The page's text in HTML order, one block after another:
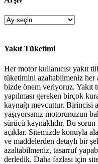
Arşiv
Yakıt Tüketimi
Her motor kullanıcısı yakıt
tüketimini azaltabilmeniz her
bizde önem veriyoruz. Yakıt
yapılması gereken birçok
kaynağı mevcuttur. Birincisi
yaşıyorsanız motorunuzun
sürücü kaynaklıdır. Bu sorun
açıklar. Sitemizde konuyla
ve maddelerden detaylı bir
azaltabilmeniz, tasarruf
derledik. Daha fazlası için